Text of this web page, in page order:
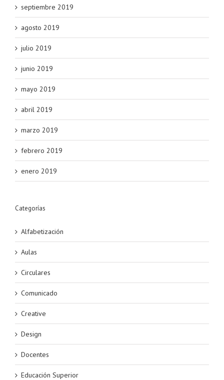
septiembre 2019
agosto 2019
julio 2019
junio 2019
mayo 2019
abril 2019
marzo 2019
febrero 2019
enero 2019
Categorías
Alfabetización
Aulas
Circulares
Comunicado
Creative
Design
Docentes
Educación Superior